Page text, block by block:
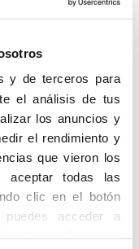
y de terceros para
el análisis de tus
los anuncios y
el rendimiento y
que vieron los
aceptar todas las
clic en el botón
puedes acceder a
tus preferencias